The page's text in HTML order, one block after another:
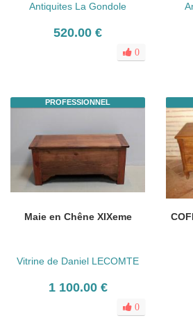
Antiquites La Gondole
520.00 €
0
PROFESSIONNEL
Maie en Chêne XIXeme
Vitrine de Daniel LECOMTE
1 100.00 €
0